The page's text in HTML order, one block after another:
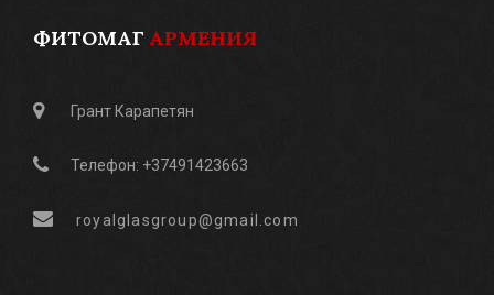
ФИТОМАГ АРМЕНИЯ
Грант Карапетян
Телефон: +37491423663
royalglasgroup@gmail.com